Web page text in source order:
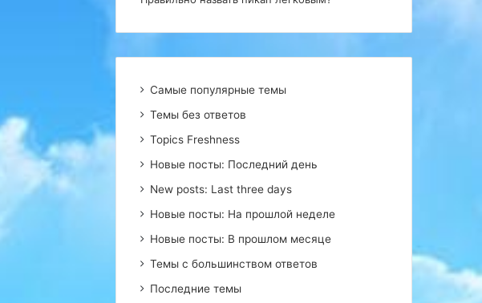
Самые популярные темы
Темы без ответов
Topics Freshness
Новые посты: Последний день
New posts: Last three days
Новые посты: На прошлой неделе
Новые посты: В прошлом месяце
Темы с большинством ответов
Последние темы